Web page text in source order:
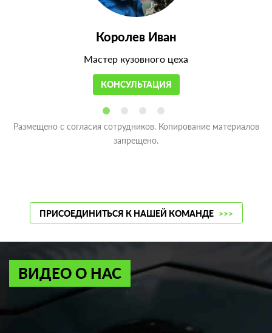
Королев Иван
Мастер кузовного цеха
КОНСУЛЬТАЦИЯ
Размещено с согласия сотрудников. Копирование материалов
запрещено.
ПРИСОЕДИНИТЬСЯ К НАШЕЙ КОМАНДЕ >>>
ВИДЕО О НАС